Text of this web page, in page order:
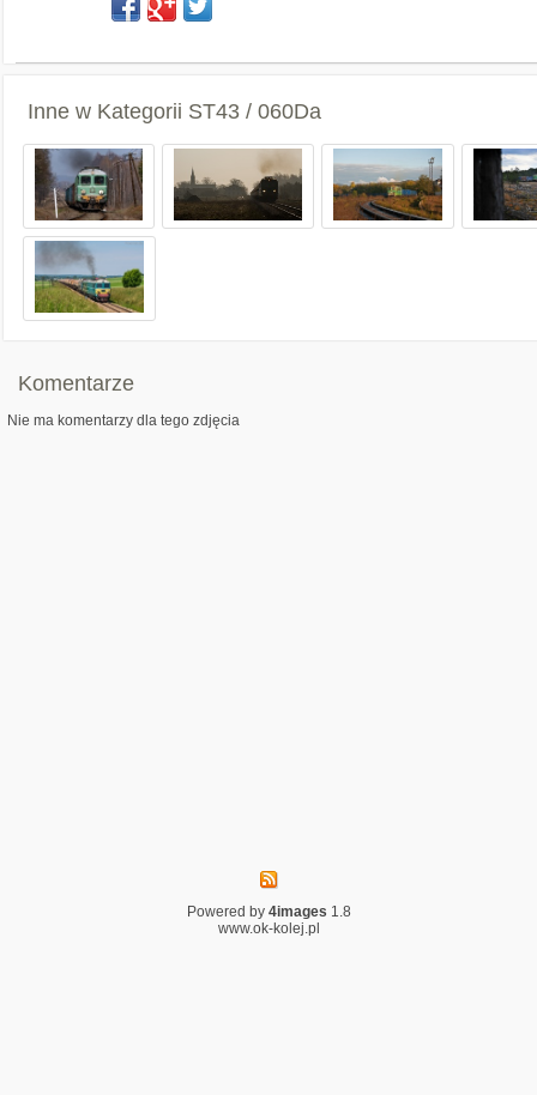
Inne w Kategorii ST43 / 060Da
Komentarze
Nie ma komentarzy dla tego zdjęcia
Powered by 4images 1.8
www.ok-kolej.pl